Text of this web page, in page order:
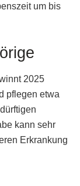
um bis
2025
pflegen etwa
kann sehr
Erkrankung